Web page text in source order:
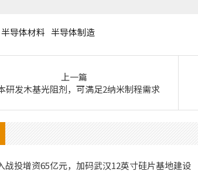
半导体材料 半导体制造
上一篇
研发木基光阻剂，可满足2纳米制程需求
战投增资65亿元，加码武汉12英寸硅片基地建设